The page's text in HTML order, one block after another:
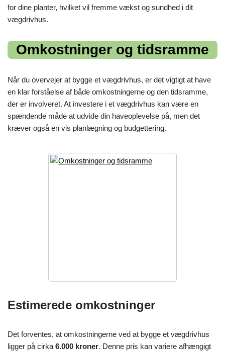
for dine planter, hvilket vil fremme vækst og sundhed i dit
vægdrivhus.
Omkostninger og tidsramme
Når du overvejer at bygge et vægdrivhus, er det vigtigt at have
en klar forståelse af både omkostningerne og den tidsramme,
der er involveret. At investere i et vægdrivhus kan være en
spændende måde at udvide din haveoplevelse på, men det
kræver også en vis planlægning og budgettering.
Estimerede omkostninger
Det forventes, at omkostningerne ved at bygge et vægdrivhus
ligger på cirka 6.000 kroner. Denne pris kan variere afhængigt